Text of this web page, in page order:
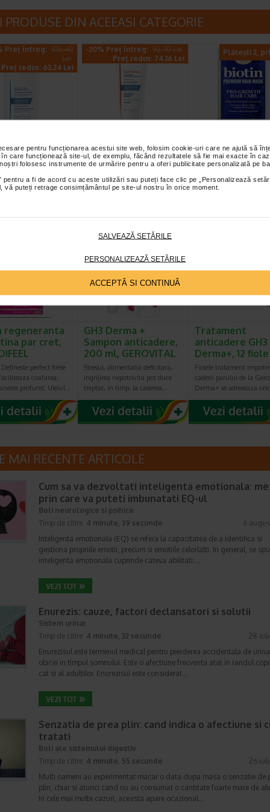
pentru funcționarea acestui site web, folosim cookie-uri care ne ajută să
care funcționează site-ul, de exemplu, făcând rezultatele să fie mai exacte în
folosesc instrumente de urmărire pentru a oferi publicitate personalizată pe
pentru a fi de acord cu aceste utilizări sau puteți face clic pe „Personalizează
puteți retrage consimțământul pe site-ul nostru în orice moment.
SALVEAZĂ SETĂRILE
PERSONALIZEAZĂ SETĂRILE
ACCEPTĂ SI CONTINUĂ
PRODUSE DIN ACEEASI CATEGORIE
Preț întreg: 105.40
Lei
Preț redus: 63.24 Lei
Ducray
de curatare
asupra factorilor
-20% Preț întreg: 92,70 Lei
Preț redus: 74.16 Lei
Anaphase Plus 200
ml
Ducray sampon Anaphase Plus
este un sampon impotriva caderii
Plătești 2,
pentru par, 50
DIFEEL
Produsele Difeel Pro-
sunt formule fortificate
regeneranta
par cret,
perfect firele
coafarea;
profund; Uleiul…
-40% Preț întreg: 60,10 Lei
GH3 Derma +
Sampon anticadere,
200 ml, GEROVITAL
Stresul, alimentatia deficitara,
ingrijirea nepotrivita pot duce
treptat, in timp, la caderea…
Tratament
anticadere GH3
Derma+, 12
Fiolele tratament
caderii parului de la
Derma+ se adreseaza
MAI RECENTE ARTICOLE
Cum sa va dezvoltati inteligenta emotionala:
prin care va puteti imbunatati EQ-ul
Boli neurologice si psihice
Timp de citire: 4 minute, 39 secunde
6
Inteligenta emotionala (EQ) se refera la capacitatea de a identifica si
gestiona propriile emotii, precum si emotiile celorlalti. In general, se
inteligenta emotionala cuprinde cateva abilitati:…
Enurezis: cauze, factori declansatori si solutii
Sistem urinar
Timp de citire: 4 minute, 32 secunde
28
Enurezisul este termenul medical pentru pierderea accidentala de
obicei in timpul somnului. Este o afectiune frecventa atat in randul
cat si al adultilor. Enurezisul este considerat…
Senzatia de prea plin: cand indica o afectiune si
tratati
Boli ale sistemului digestiv
Timp de citire: 4 minute, 55 secunde
26
Multi oameni au experimentat macar o data dupa masa o senzatie de
plin, chiar si atunci cand nu au consumat o cantitate foarte mare de
In cele mai multe cazuri, aceasta apare ocazional…